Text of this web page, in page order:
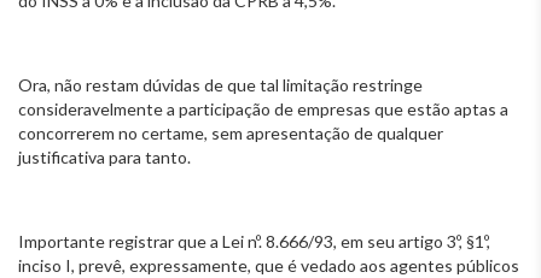
Ora, não restam dúvidas de que tal limitação restringe
consideravelmente a participação de empresas que estão aptas a
concorrerem no certame, sem apresentação de qualquer
justificativa para tanto.
Importante registrar que a Lei nº. 8.666/93, em seu artigo 3º, §1º,
inciso I, prevê, expressamente, que é vedado aos agentes públicos